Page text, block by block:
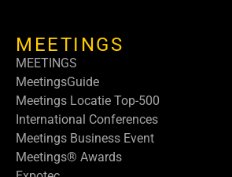
MEETINGS
MEETINGS
MeetingsGuide
Meetings Locatie Top-500
International Conferences
Meetings Business Event
Meetings® Awards